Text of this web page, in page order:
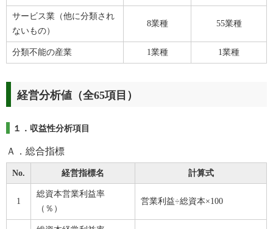
サービス業（他に分類され
ないもの）
8業種 55業種
分類不能の産業 1業種 1業種
経営分析値（全65項目）
１．収益性分析項目
Ａ．総合指標
No. 経営指標名 計算式
1
総資本営業利益率
（％）
営業利益÷総資本×100